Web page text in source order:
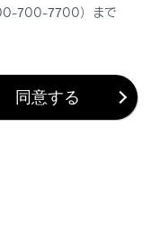
700-7700）まで
同意する